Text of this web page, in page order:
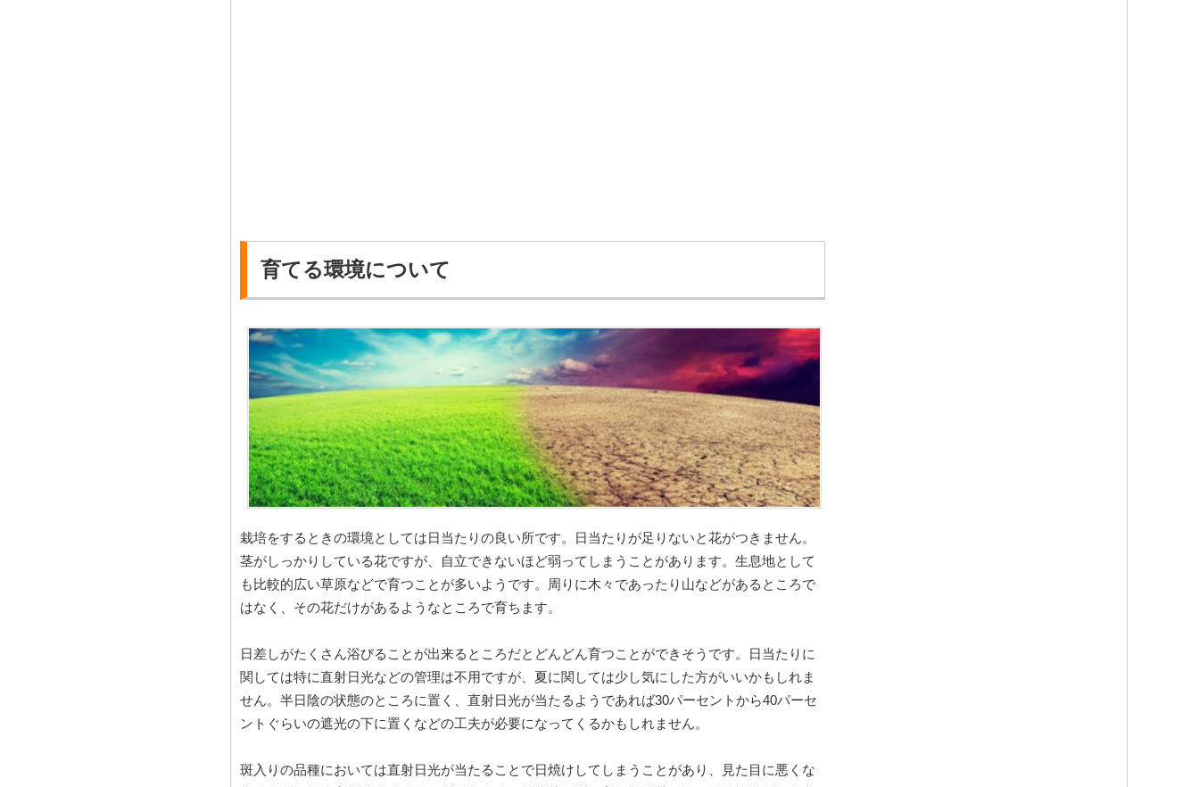
育てる環境について
栽培をするときの環境としては日当たりの良い所です。日当たりが足りないと花がつきません。
茎がしっかりしている花ですが、自立できないほど弱ってしまうことがあります。生息地として
も比較的広い草原などで育つことが多いようです。周りに木々であったり山などがあるところで
はなく、その花だけがあるようなところで育ちます。
日差しがたくさん浴びることが出来るところだとどんどん育つことができそうです。日当たりに
関しては特に直射日光などの管理は不用ですが、夏に関しては少し気にした方がいいかもしれま
せん。半日陰の状態のところに置く、直射日光が当たるようであれば30パーセントから40パーセ
ントぐらいの遮光の下に置くなどの工夫が必要になってくるかもしれません。
斑入りの品種においては直射日光が当たることで日焼けしてしまうことがあり、見た目に悪くな